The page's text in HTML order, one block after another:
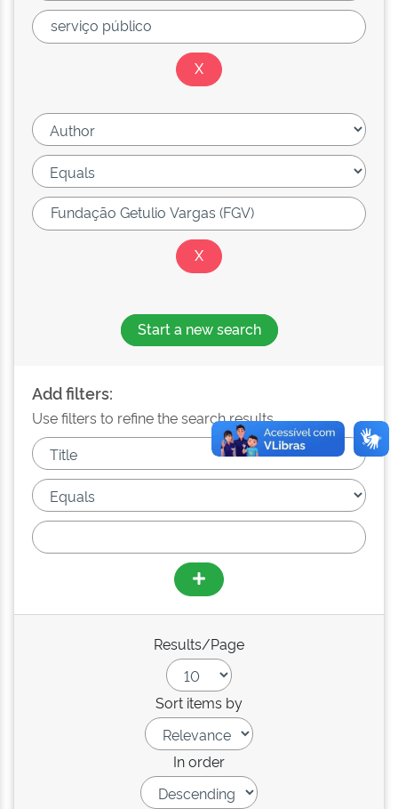
Start a new search
Add filters:
Use filters to refine the search results.
Results/Page
Sort items by
In order